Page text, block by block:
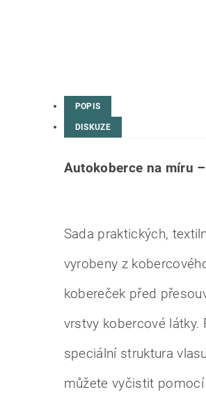
POPIS
DISKUZE
Autokoberce na míru
Sada praktických,
vyrobeny z
kobereček před
vrstvy kobercové
speciální struktura
můžete vyčistit pomocí